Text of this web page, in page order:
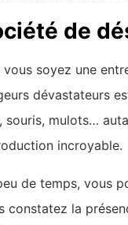
de
vous soyez une
dévastateurs
souris, mulots…
incroyable.
de temps, vous
constatez la